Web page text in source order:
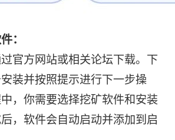
：
官方网站或相关论坛下载。下
装并按照提示进行下一步操
，你需要选择挖矿软件和安装
，软件会自动启动并添加到启